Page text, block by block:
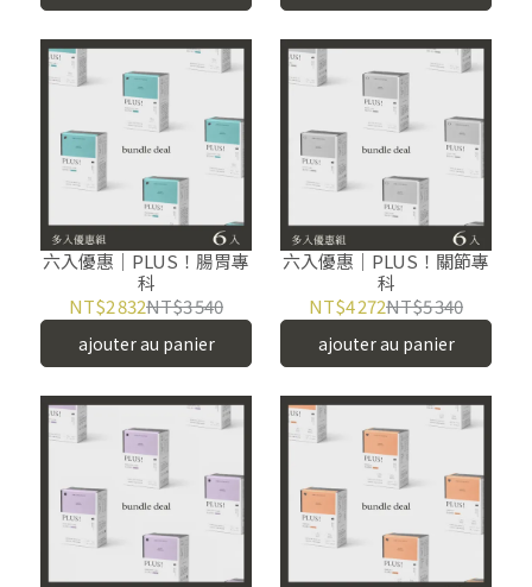
六入優惠｜PLUS！腸胃專
科
NT$2 832NT$3 540
ajouter au panier
六入優惠｜PLUS！關節專
科
NT$4 272NT$5 340
ajouter au panier